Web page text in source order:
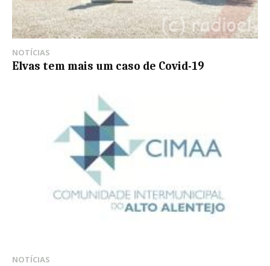
NOTÍCIAS
Elvas tem mais um caso de Covid-19
NOTÍCIAS